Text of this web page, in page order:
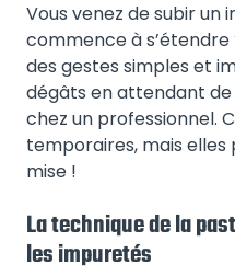
Vous venez de subir un
commence à s’étendre
des gestes simples et
dégâts en attendant
chez un professionnel.
temporaires, mais elles
mise !
La technique de la
les impuretés